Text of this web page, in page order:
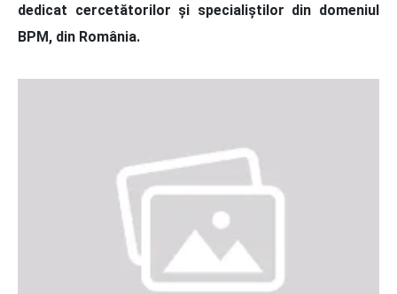
dedicat cercetătorilor și specialiștilor din domeniul
BPM, din România.